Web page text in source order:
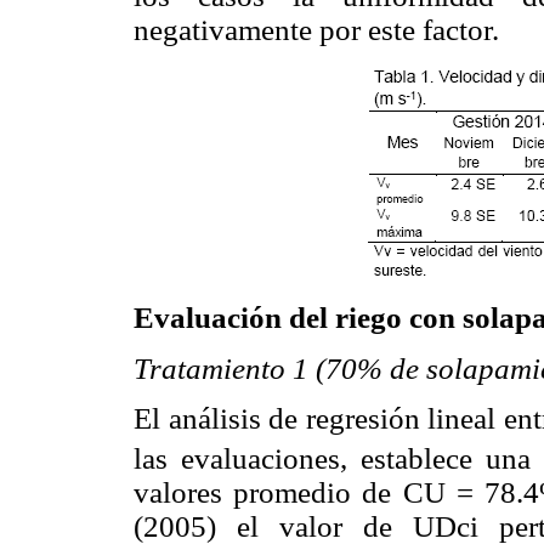
negativamente por este factor.
Evaluación del riego con
Tratamiento 1 (70% de
El análisis de regresión lineal
las evaluaciones, establece
valores promedio de CU =
(2005) el valor de UDci